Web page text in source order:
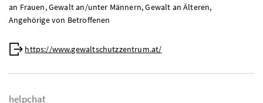
an Frauen, Gewalt an/unter Männern, Gewalt an Älteren,
Angehörige von Betroffenen
Web:
https://www.gewaltschutzzentrum.at/
helpchat